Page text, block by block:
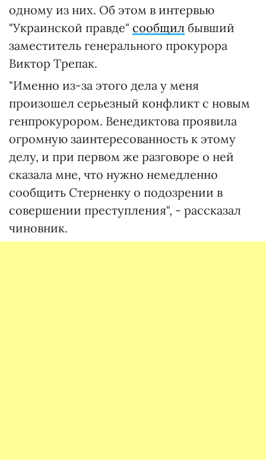
одному из них. Об этом в интервью
"Украинской правде" сообщил бывший
заместитель генерального прокурора
Виктор Трепак.
"Именно из-за этого дела у меня
произошел серьезный конфликт с новым
генпрокурором. Венедиктова проявила
огромную заинтересованность к этому
делу, и при первом же разговоре о ней
сказала мне, что нужно немедленно
сообщить Стерненку о подозрении в
совершении преступления", - рассказал
чиновник.